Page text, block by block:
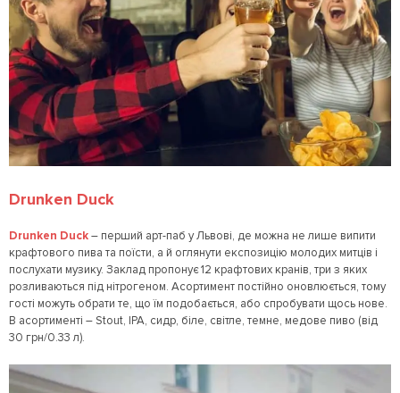
Drunken Duck
Drunken Duck– перший арт-паб у Львові, де можна не лише випити
крафтового пива та поїсти, а й оглянути експозицію молодих митців і
послухати музику. Заклад пропонує 12 крафтових кранів, три з яких
розливаються під нітрогеном. Асортимент постійно оновлюється, тому
гості можуть обрати те, що їм подобається, або спробувати щось нове.
В асортименті – Stout, IPA, сидр, біле, світле, темне, медове пиво (від
30 грн/0.33 л).